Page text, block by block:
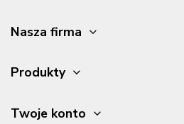
Nasza firma
Produkty
Twoje konto